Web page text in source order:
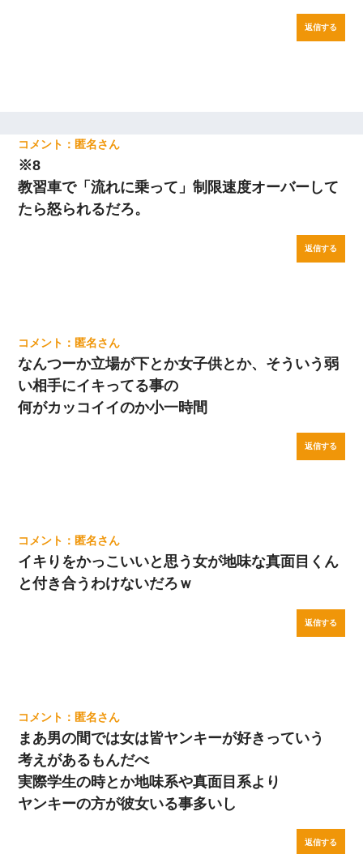
返信する
匿名
※8
教習車で「流れに乗って」制限速度オーバーして
たら怒られるだろ。
返信する
匿名
なんつーか立場が下とか女子供とか、そういう弱
い相手にイキってる事の
何がカッコイイのか小一時間
返信する
匿名
イキりをかっこいいと思う女が地味な真面目くん
と付き合うわけないだろｗ
返信する
匿名
まあ男の間では女は皆ヤンキーが好きっていう
考えがあるもんだべ
実際学生の時とか地味系や真面目系より
ヤンキーの方が彼女いる事多いし
返信する